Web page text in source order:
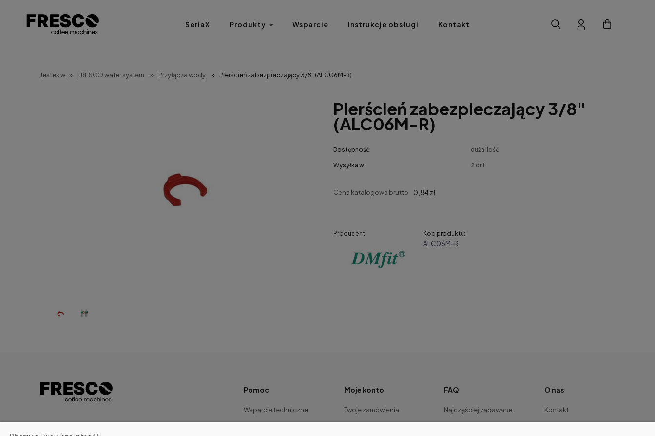
SeriaX Produkty Wsparcie Instrukcje obsługi Kontakt
Jesteś w: » FRESCO water system » Przyłącza wody » Pierścień zabezpieczający 3/8" (ALC06M-R)
Pierścień zabezpieczający 3/8"
(ALC06M-R)
Dostępność: duża ilość
Wysyłka w: 2 dni
Cena katalogowa brutto: 0,84 zł
Producent: Kod produktu:
ALC06M-R
Pomoc
Wsparcie techniczne
Dla serwisu
Moje konto
Twoje zamówienia
Ustawienia konta
FAQ
Najczęściej zadawane
pytania
O nas
Kontakt
O firmie